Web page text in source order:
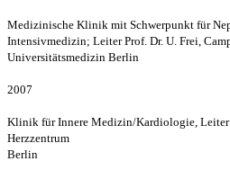
Medizinische Klinik mit Schwerpunkt für
Intensivmedizin; Leiter Prof. Dr. U. Frei,
Universitätsmedizin Berlin
2007
Klinik für Innere Medizin/Kardiologie, Leiter
Herzzentrum
Berlin